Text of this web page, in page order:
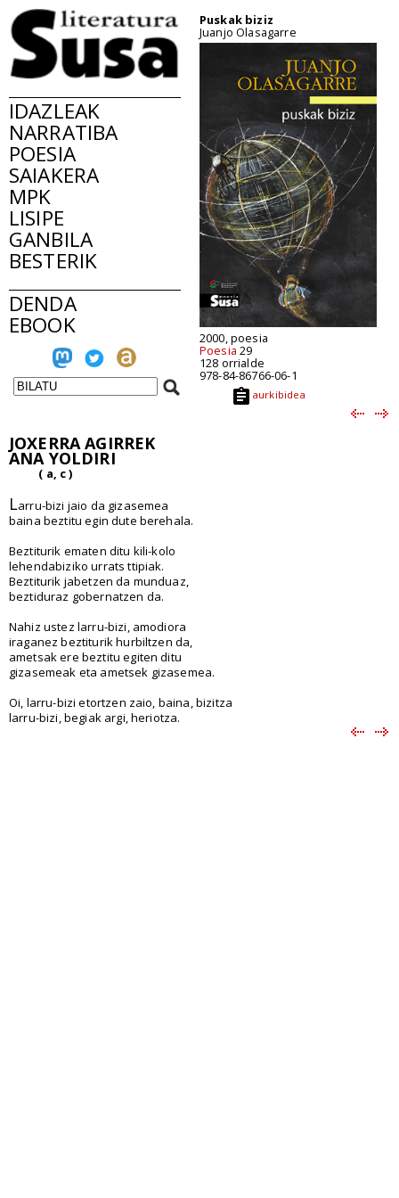
IDAZLEAK
NARRATIBA
POESIA
SAIAKERA
MPK
LISIPE
GANBILA
BESTERIK
DENDA
EBOOK
Puskak biziz
Juanjo Olasagarre
2000, poesia
Poesia 29
128 orrialde
978-84-86766-06-1
aurkibidea
JOXERRA AGIRREK
ANA YOLDIRI
( a, c )
Larru-bizi jaio da gizasemea
baina beztitu egin dute berehala.
Beztiturik ematen ditu kili-kolo
lehendabiziko urrats ttipiak.
Beztiturik jabetzen da munduaz,
beztiduraz gobernatzen da.
Nahiz ustez larru-bizi, amodiora
iraganez beztiturik hurbiltzen da,
ametsak ere beztitu egiten ditu
gizasemeak eta ametsek gizasemea.
Oi, larru-bizi etortzen zaio, baina, bizitza
larru-bizi, begiak argi, heriotza.